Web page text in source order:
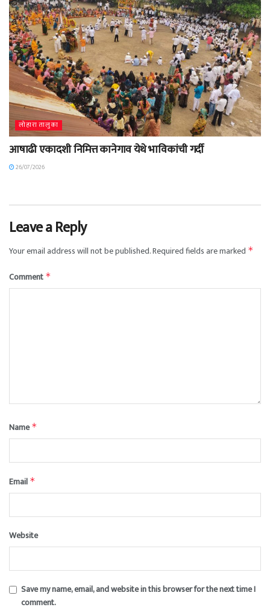
लोहारा तालुका
आषाढी एकादशी निमित्त कानेगाव येथे भाविकांची गर्दी
26/07/2026
Leave a Reply
Your email address will not be published.Required fields are marked *
Comment *
Name*
Email *
Website
Save my name, email, and website in this browser for the next time I
comment.